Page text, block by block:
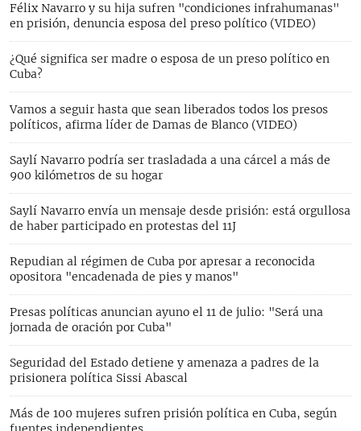
Félix Navarro y su hija sufren "condiciones infrahumanas"
en prisión, denuncia esposa del preso político (VIDEO)
¿Qué significa ser madre o esposa de un preso político en
Cuba?
Vamos a seguir hasta que sean liberados todos los presos
políticos, afirma líder de Damas de Blanco (VIDEO)
Saylí Navarro podría ser trasladada a una cárcel a más de
900 kilómetros de su hogar
Saylí Navarro envía un mensaje desde prisión: está orgullosa
de haber participado en protestas del 11J
Repudian al régimen de Cuba por apresar a reconocida
opositora "encadenada de pies y manos"
Presas políticas anuncian ayuno el 11 de julio: "Será una
jornada de oración por Cuba"
Seguridad del Estado detiene y amenaza a padres de la
prisionera política Sissi Abascal
Más de 100 mujeres sufren prisión política en Cuba, según